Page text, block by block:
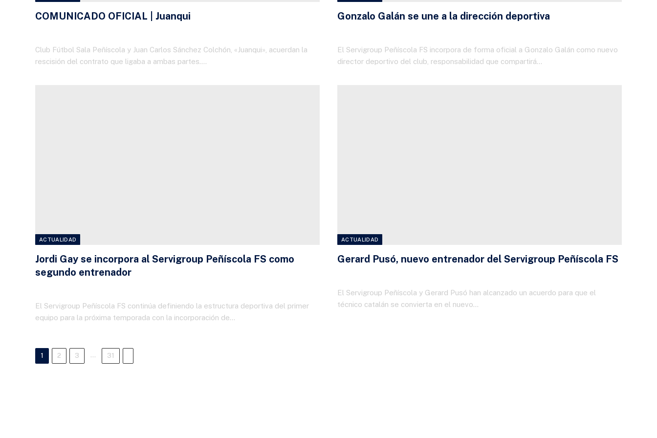
COMUNICADO OFICIAL | Juanqui
Club Fútbol Sala Peñíscola y Juan Carlos Sánchez Colchón, «Juanqui», acuerdan la
rescisión del contrato que ligaba a ambas partes.…
Gonzalo Galán se une a la dirección deportiva
El Servigroup Peñíscola FS incorpora de forma oficial a Gonzalo Galán como nuevo
director deportivo del club, responsabilidad que compartirá…
ACTUALIDAD
Jordi Gay se incorpora al Servigroup Peñíscola FS como
segundo entrenador
El Servigroup Peñíscola FS continúa definiendo la estructura deportiva del primer
equipo para la próxima temporada con la incorporación de…
ACTUALIDAD
Gerard Pusó, nuevo entrenador del Servigroup Peñíscola FS
El Servigroup Peñíscola y Gerard Pusó han alcanzado un acuerdo para que el
técnico catalán se convierta en el nuevo…
1 2 3 … 31